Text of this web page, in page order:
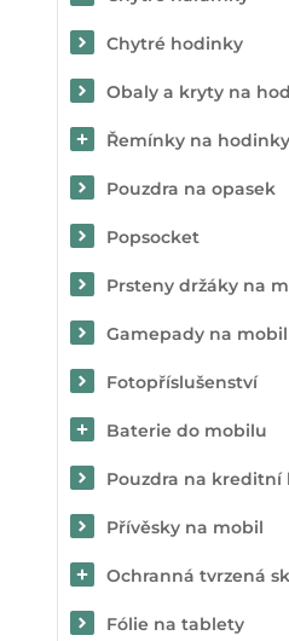
Chytré hodinky
Obaly a kryty na
Řemínky na hodinky
Pouzdra na opasek
Popsocket
Prsteny držáky na
Gamepady na mobil
Fotopříslušenství
Baterie do mobilu
Pouzdra na kreditní
Přívěsky na mobil
Ochranná tvrzená
Fólie na tablety